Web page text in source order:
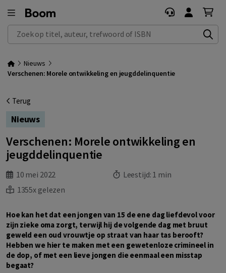
Zoek op titel, auteur, trefwoord of ISBN
Nieuws
Verschenen: Morele ontwikkeling en jeugddelinquentie
Terug
Nieuws
Verschenen: Morele ontwikkeling en
jeugddelinquentie
10 mei 2022 Leestijd: 1 min
1355x gelezen
Hoe kan het dat een jongen van 15 de ene dag liefdevol voor
zijn zieke oma zorgt, terwijl hij de volgende dag met bruut
geweld een oud vrouwtje op straat van haar tas berooft?
Hebben we hier te maken met een gewetenloze crimineel in
de dop, of met een lieve jongen die eenmaal een misstap
begaat?